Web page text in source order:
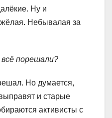
Ну и
Небывалая за
порешали?
Но думается,
и старые
активисты с